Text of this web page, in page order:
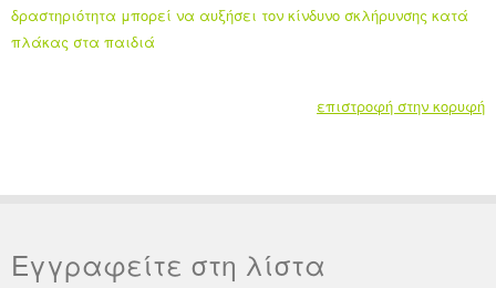
δραστηριότητα μπορεί να αυξήσει τον κίνδυνο σκλήρυνσης κατά
πλάκας στα παιδιά
επιστροφή στην κορυφή
Εγγραφείτε στη λίστα